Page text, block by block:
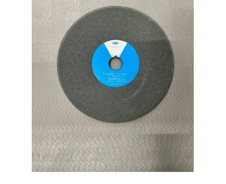
NÁBYTEK - spojovací materiál a příslušenství
Ploty a pletiva
Úložné boxy na nářadí
Ochranné pomůcky
Keramické brusivo
Brusné keramické kotouče
Keramické kotouče - ploché
Keramické kotouče - tvarové
jednostranné zkosení - pilové
96A - hnědý korund (šedý)